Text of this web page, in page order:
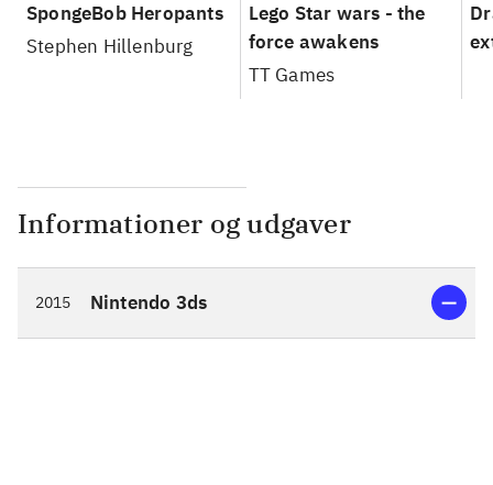
SpongeBob Heropants
Stephen Hillenburg
Lego Star wars - the
force awakens
TT Games
Informationer og udgaver
2015 Nintendo 3ds